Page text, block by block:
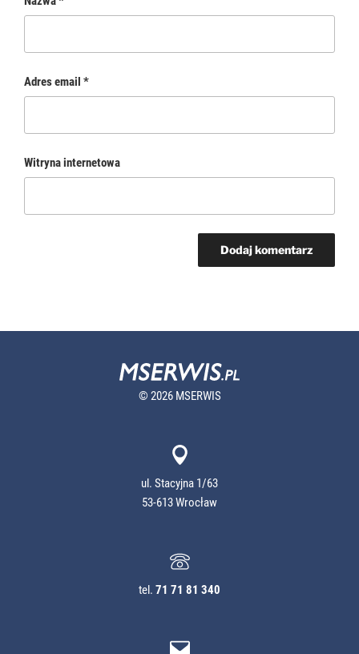
Adres email *
Witryna internetowa
© 2026 MSERWIS
ul. Stacyjna 1/63
53-613 Wrocław
tel. 71 71 81 340